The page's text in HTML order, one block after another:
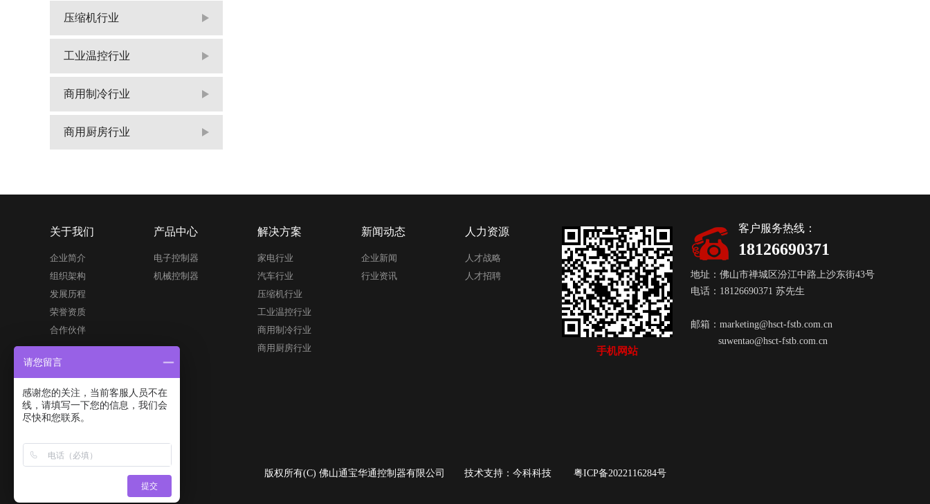
压缩机行业
工业温控行业
商用制冷行业
商用厨房行业
客户服务热线：
18126690371
地址：佛山市禅城区汾江中路上沙东街43号
电话：18126690371 苏先生
邮箱： marketing@hsct-fstb.com.cn
suwentao@hsct-fstb.com.cn
手机网站
关于我们
企业简介
组织架构
发展历程
荣誉资质
合作伙伴
产品中心
电子控制器
机械控制器
解决方案
家电行业
汽车行业
压缩机行业
工业温控行业
商用制冷行业
商用厨房行业
新闻动态
企业新闻
行业资讯
人力资源
人才战略
人才招聘
版权所有(C) 佛山通宝华通控制器有限公司 技术支持： 今科科技 粤ICP备2022116284号
请您留言
感谢您的关注，当前客服人员不在
线，请填写一下您的信息，我们会
尽快和您联系。
提交